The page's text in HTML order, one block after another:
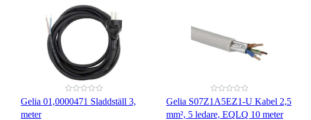
Gelia 01,0000471 Sladdställ 3,
meter
Gelia S07Z1A5EZ1-U Kabel 2,5
mm², 5 ledare, EQLQ 10 meter